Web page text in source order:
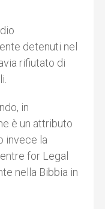
detenuti nel
rifiutato di
in
è un attributo
invece la
for Legal
nella Bibbia in